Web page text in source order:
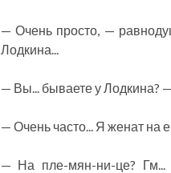
— Очень просто, —
Лодкина...
— Вы... бываете у Лодкина?
— Очень часто... Я женат на
— На пле-мян-ни-це? Гм...